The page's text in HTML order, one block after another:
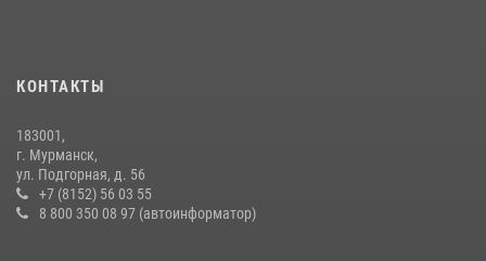
16 июля 2026, 08:31
избирательной комиссии обсудили алгоритмы обеспечения
безопасности в период выборов
16 июля 2026, 07:26
КОНТАКТЫ
183001,
г. Мурманск,
ул. Подгорная, д. 56
+7 (8152) 56 03 55
8 800 350 08 97 (автоинформатор)